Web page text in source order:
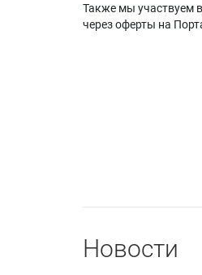
Также мы участвуем
через оферты на
Новости